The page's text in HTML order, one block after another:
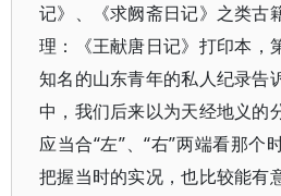
记》、《求阙斋日记》之类古
理：《王献唐日记》打印本，
知名的山东青年的私人纪录告
中，我们后来以为天经地义的
应当合“左”、“右”两端看那个
把握当时的实况，也比较能有